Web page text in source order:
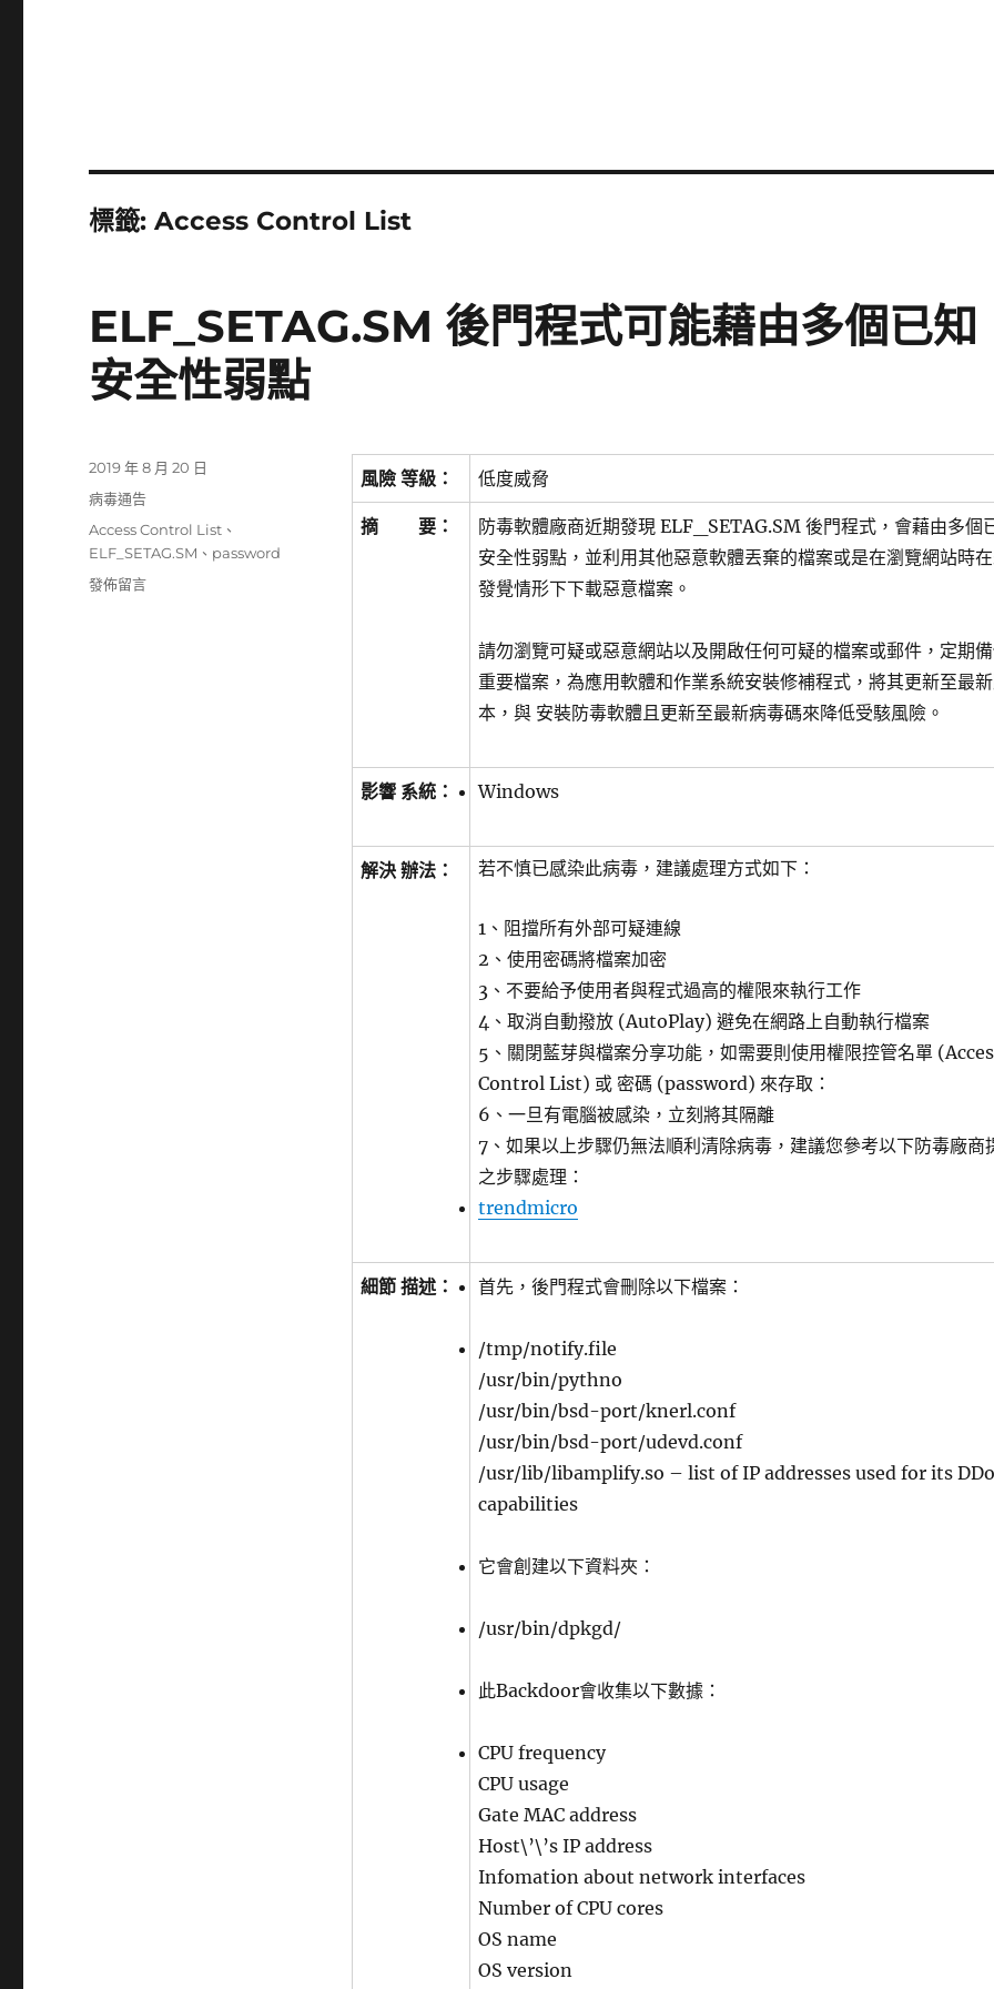
標籤:Access Control List
ELF_SETAG.SM 後門程式可能藉由多個已知
安全性弱點
風險 等級： 低度威脅
摘 要：
防毒軟體廠商近期發現 ELF_SETAG.SM 後門程式，會藉由多個
安全性弱點，並利用其他惡意軟體丟棄的檔案或是在瀏覽網站時
發覺情形下下載惡意檔案。
請勿瀏覽可疑或惡意網站以及開啟任何可疑的檔案或郵件，定期
重要檔案，為應用軟體和作業系統安裝修補程式，將其更新至最
本，與 安裝防毒軟體且更新至最新病毒碼來降低受駭風險。
影響 系統： Windows
解決 辦法： 若不慎已感染此病毒，建議處理方式如下：
1、阻擋所有外部可疑連線
2、使用密碼將檔案加密
3、不要給予使用者與程式過高的權限來執行工作
4、取消自動撥放 (AutoPlay) 避免在網路上自動執行檔案
5、關閉藍芽與檔案分享功能，如需要則使用權限控管名單
Control List) 或 密碼 (password) 來存取：
6、一旦有電腦被感染，立刻將其隔離
7、如果以上步驟仍無法順利清除病毒，建議您參考以下防毒廠商
之步驟處理：
trendmicro
細節 描述： 首先，後門程式會刪除以下檔案：
/tmp/notify.file
/usr/bin/pythno
/usr/bin/bsd-port/knerl.conf
/usr/bin/bsd-port/udevd.conf
/usr/lib/libamplify.so – list of IP addresses used for its
capabilities
它會創建以下資料夾：
/usr/bin/dpkgd/
此Backdoor會收集以下數據：
CPU frequency
CPU usage
Gate MAC address
Host\’\’s IP address
Infomation about network interfaces
Number of CPU cores
OS name
OS version
發
佈
期:
2019 年 8 月 20 日
分
病毒通告
標
籤
Access Control List 、
ELF_SETAG.SM 、 password
在
發佈留言